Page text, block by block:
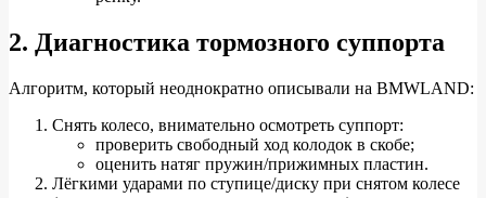
2. Диагностика тормозного суппорта
Алгоритм, который неоднократно описывали на BMWLAND:
Снять колесо, внимательно осмотреть суппорт:
проверить свободный ход колодок в скобе;
оценить натяг пружин/прижимных пластин.
Лёгкими ударами по ступице/диску при снятом колесе